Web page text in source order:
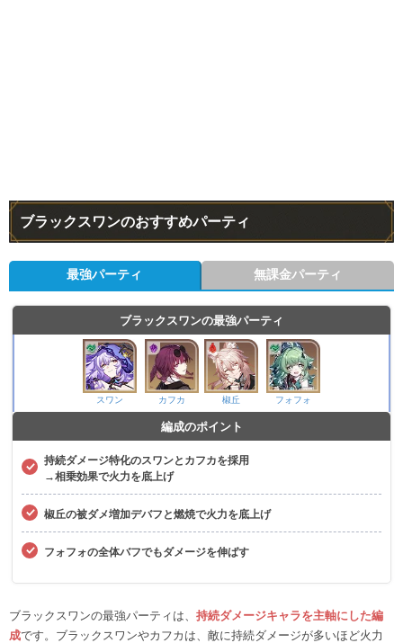
ブラックスワンのおすすめパーティ
最強パーティ 無課金パーティ
ブラックスワンの最強パーティ
スワン カフカ 椒丘 フォフォ
編成のポイント
持続ダメージ特化のスワンとカフカを採用
→相乗効果で火力を底上げ
椒丘の被ダメ増加デバフと燃焼で火力を底上げ
フォフォの全体バフでもダメージを伸ばす
ブラックスワンの最強パーティは、 持続ダメージキャラを主軸にした編
成です。ブラックスワンやカフカは、敵に持続ダメージが多いほど火力